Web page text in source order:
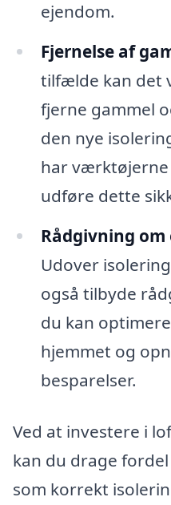
ejendom.
Fjernelse af
tilfælde kan det
fjerne gammel
den nye
har
udføre dette
Rådgivning om
Udover
også tilbyde
du kan
hjemmet og
besparelser.
Ved at investere i
kan du drage
som korrekt